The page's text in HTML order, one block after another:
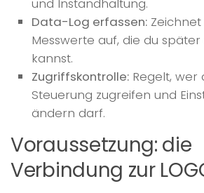
und Instandhaltung.
Data-Log erfassen:
Messwerte auf, die du
kannst.
Zugriffskontrolle: Regelt, wer
Steuerung zugreifen und
ändern darf.
Voraussetzung: die
Verbindung zur